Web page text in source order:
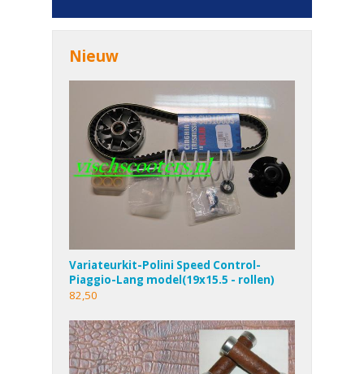
Nieuw
Variateurkit-Polini Speed Control-
Piaggio-Lang model(19x15.5 - rollen)
82,50